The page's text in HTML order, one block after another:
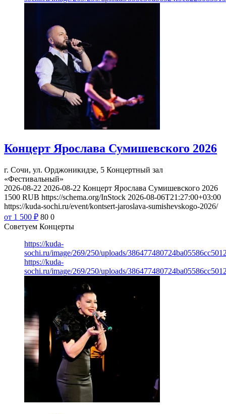
Концерт Ярослава Сумишевского 2026
г. Сочи, ул. Орджоникидзе, 5 Концертный зал
«Фестивальный»
2026-08-22 2026-08-22 Концерт Ярослава Сумишевского 2026
1500 RUB https://schema.org/InStock 2026-08-06T21:27:00+03:00
https://kuda-sochi.ru/event/kontsert-jaroslava-sumishevskogo-2026/
от 1 500 ₽ 80 0
Советуем Концерты
https://kuda-
sochi.ru/image/269/250/uploads/
https://kuda-
sochi.ru/image/269/250/uploads/